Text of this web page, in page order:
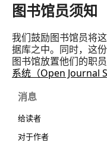
图书馆员须知
我们鼓励图书馆员将
据库之中。同时，这
图书馆放置他们的职
系统（Open Journal
消息
给读者
对于作者